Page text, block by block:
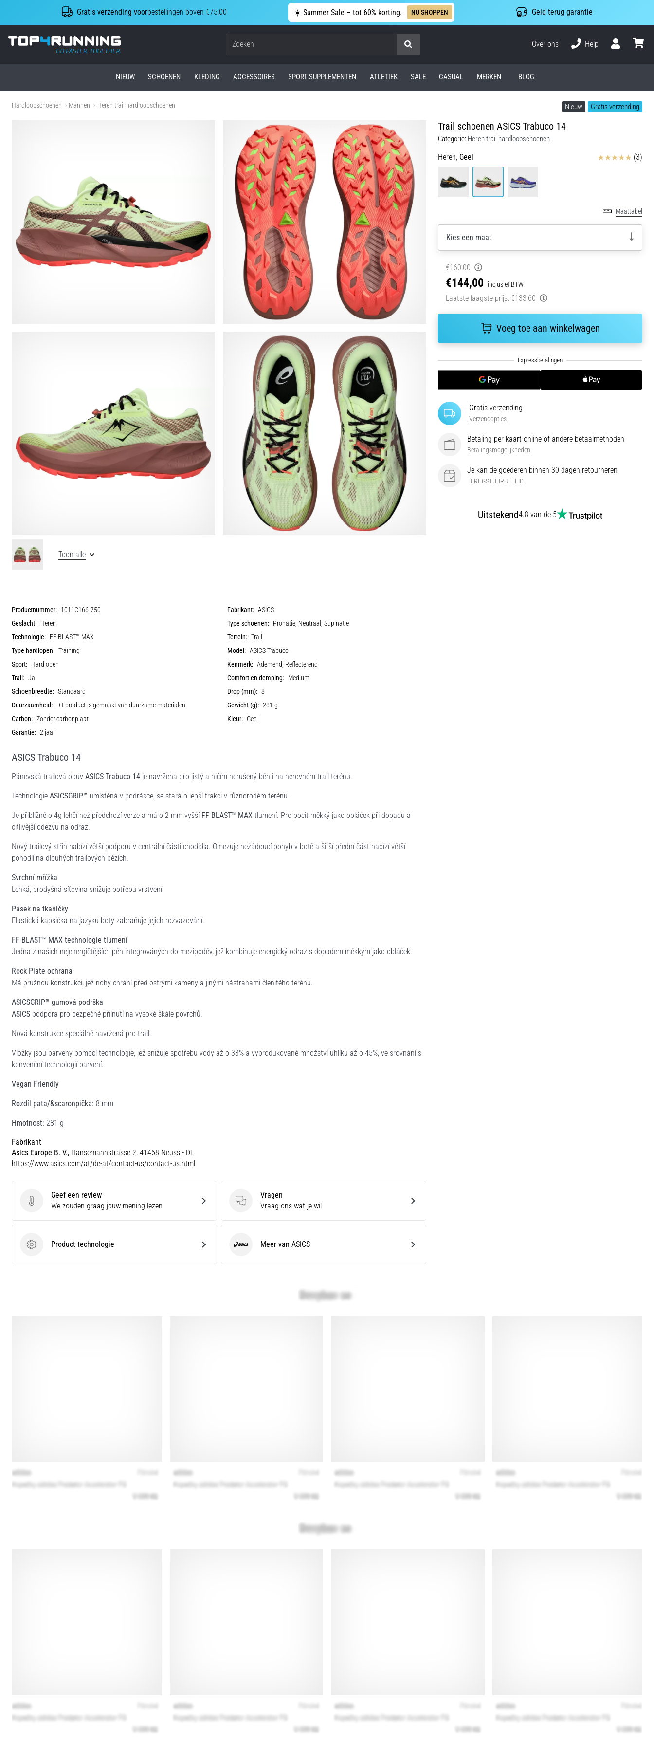
Gratis verzending voorbestellingen boven €75,00 ☀️ Summer Sale – tot 60% korting. NU SHOPPEN Geld terug garantie
Top4Running.nl
Zoeken
Over ons
Help
NIEUW SCHOENEN KLEDING ACCESSOIRES SPORT SUPPLEMENTEN ATLETIEK SALE CASUAL MERKEN BLOG
Hardloopschoenen Mannen Heren trail hardloopschoenen Nieuw Gratis verzending
Trail schoenen ASICS Trabuco 14
Categorie: Heren trail hardloopschoenen
Heren, Geel Beoordelingen
(3)
Maattabel
Kies een maat
€160,00
€144,00 inclusief BTW
Laatste laagste prijs: €133,60
Voeg toe aan winkelwagen
Gratis verzending
Verzendopties
Betaling per kaart online of andere betaalmethoden
Betalingsmogelijkheden
Je kan de goederen binnen 30 dagen retourneren
TERUGSTUURBELEID
Uitstekend4.8 van de 5
Toon alle
Productnummer: 1011C166-750 Fabrikant: ASICS
Geslacht: Heren Type schoenen: Pronatie, Neutraal, Supinatie
Technologie: FF BLAST™ MAX Terrein: Trail
Type hardlopen: Training Model: ASICS Trabuco
Sport: Hardlopen Kenmerk: Ademend, Reflecterend
Trail: Ja Comfort en demping: Medium
Schoenbreedte: Standaard Drop (mm): 8
Duurzaamheid: Dit product is gemaakt van duurzame materialen Gewicht (g): 281 g
Carbon: Zonder carbonplaat Kleur: Geel
Garantie: 2 jaar
ASICS Trabuco 14
Pánevská trailová obuv ASICS Trabuco 14 je navržena pro jistý a ničím nerušený běh i na nerovném trail terénu.
Technologie ASICSGRIP™ umístěná v podrásce, se stará o lepší trakci v různorodém terénu.
Je přibližně o 4g lehčí než předchozí verze a má o 2 mm vyšší FF BLAST™ MAX tlumení. Pro pocit měkký jako obláček při dopadu a
citlivější odezvu na odraz.
Nový trailový střih nabízí větší podporu v centrální části chodidla. Omezuje nežádoucí pohyb v botě a širší přední část nabízí větší
pohodlí na dlouhých trailových bězích.
Svrchní mřížka
Lehká, prodyšná síťovina snižuje potřebu vrstvení.
Pásek na tkaničky
Elastická kapsička na jazyku boty zabraňuje jejich rozvazování.
FF BLAST™ MAX technologie tlumení
Jedna z našich nejenergičtějších pěn integrováných do mezipoděv, jež kombinuje energický odraz s dopadem měkkým jako obláček.
Rock Plate ochrana
Má pružnou konstrukci, jež nohy chrání před ostrými kameny a jinými nástrahami členitého terénu.
ASICSGRIP™ gumová podrška
ASICS podpora pro bezpečné přilnutí na vysoké škále povrchů.
Nová konstrukce speciálně navržená pro trail.
Vložky jsou barveny pomocí technologie, jež snižuje spotřebu vody až o 33% a vyprodukované množství uhlíku až o 45%, ve srovnání s
konvenční technologií barvení.
Vegan Friendly
Rozdíl pata/&scaronpička: 8 mm
Hmotnost: 281 g
Fabrikant
Asics Europe B. V., Hansemannstrasse 2, 41468 Neuss - DE
https://www.asics.com/at/de-at/contact-us/contact-us.html
Geef een review
Geef een review
We zouden graag jouw mening lezen
Vragen
Vragen
Vraag ons wat je wil
Product technologie
Product technologie ASICS Meer van ASICS